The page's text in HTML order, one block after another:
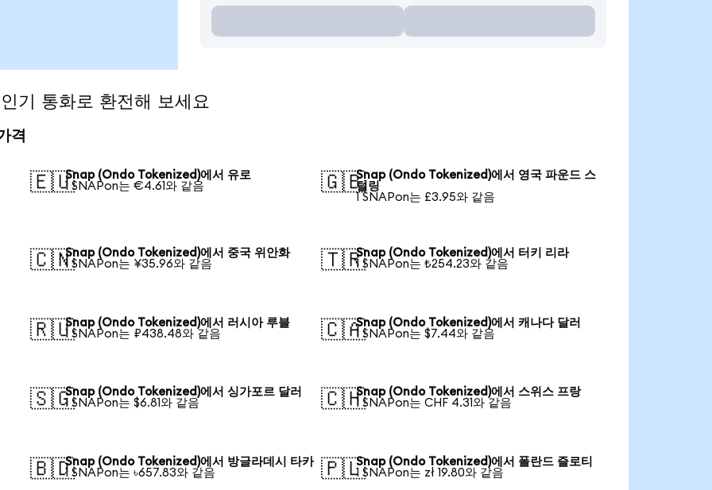
통화로 환전해 보세요
격
🇪🇺Snap (Ondo Tokenized)에서 유로
1 SNAPon는 €4.61와 같음
🇬🇧Snap (Ondo Tokenized)에서 영국 파운드 스
털링
1 SNAPon는 £3.95와 같음
🇨🇳Snap (Ondo Tokenized)에서 중국 위안화
1 SNAPon는 ¥35.96와 같음
🇹🇷Snap (Ondo Tokenized)에서 터키 리라
1 SNAPon는 ₺254.23와 같음
🇷🇺Snap (Ondo Tokenized)에서 러시아 루블
1 SNAPon는 ₽438.48와 같음
🇨🇦Snap (Ondo Tokenized)에서 캐나다 달러
1 SNAPon는 $7.44와 같음
🇸🇬Snap (Ondo Tokenized)에서 싱가포르 달러
1 SNAPon는 $6.81와 같음
🇨🇭Snap (Ondo Tokenized)에서 스위스 프랑
1 SNAPon는 CHF 4.31와 같음
🇧🇩Snap (Ondo Tokenized)에서 방글라데시 타카
1 SNAPon는 ৳657.83와 같음
🇵🇱Snap (Ondo Tokenized)에서 폴란드 즐로티
1 SNAPon는 zł 19.80와 같음